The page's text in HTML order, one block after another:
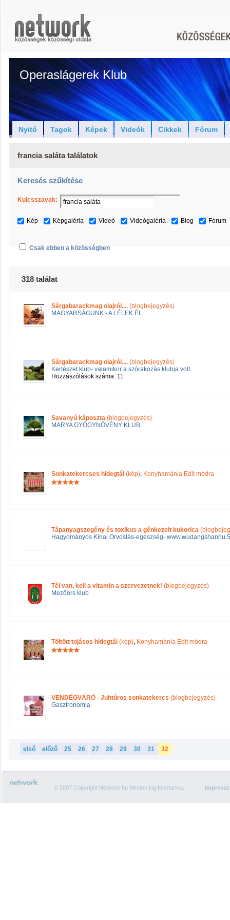
Operaslágerek Klub
Nyitó Tagok Képek Videók Cikkek Fórum
francia saláta találatok
Keresés szűkítése
Kulcsszavak:
Kép Képgaléria Videó Videógaléria Blog Fórum
Csak ebben a közösségben
318 találat
Sárgabarackmag olajról.... (blogbejegyzés)
MAGYARSÁGUNK - A LÉLEK ÉL
Sárgabarackmag olajról.... (blogbejegyzés)
Kertészet klub- valamikor a szórakozás klubja volt.
Hozzászólások száma: 11
Savanyú káposzta (blogbejegyzés)
MARYA GYÓGYNÖVÉNY KLUB
Sonkatekercses hidegtál (kép), Konyhamánia Edit módra
Tápanyagszegény és toxikus a génkezelt kukorica
Hagyományos Kínai Orvoslás-egészség-
Tél van, kell a vitamin a szervezetnek! (blogbejegyzés)
Mezőörs klub
Töltött tojásos hidegtál (kép), Konyhamánia Edit módra
VENDÉGVÁRÓ - Juhtúros sonkatekercs (blogbejegyzés)
Gasztronomia
első előző 25 26 27 28 29 30 31 32
© 2007 Copyright Network.hu Minden jog fenntartva.